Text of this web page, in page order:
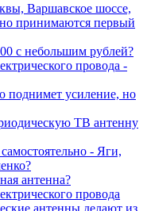
Варшавское шоссе,
принимаются первый
с небольшим рублей?
провода -
поднимет усиление, но
ТВ антенну
- Яги,
антенна?
провода
антенны делают из